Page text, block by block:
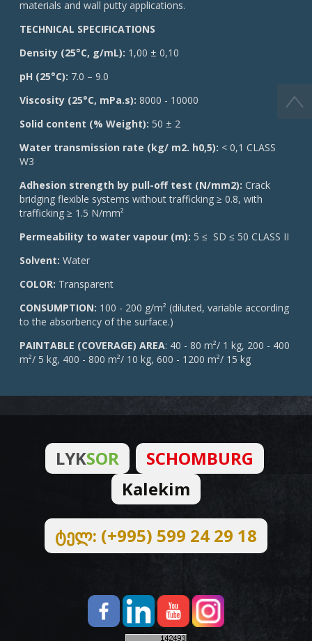
materials and wall putty applications.
TECHNICAL SPECIFICATIONS
Density (25°C, g/mL): 1,00 ± 0,10
pH (25°C): 7.0 – 9.0
Viscosity (25°C, mPa.s): 8000 - 10000
Solid content (% Weight): 50 ± 2
Water transmission rate (kg/ m2. h0,5): < 0,1 CLASS
W3
Adhesion strength by pull-off test (N/mm2): Crack
bridging flexible systems without trafficking ≥ 0.8, with
trafficking ≥ 1.5 N/mm²
Permeability to water vapour (m): 5 ≤ SD ≤ 50 CLASS II
Solvent: Water
COLOR: Transparent
CONSUMPTION: 100 - 200 g/m² (diluted, variable according
to the absorbency of the surface.)
PAINTABLE (COVERAGE) AREA: 40 - 80 m²/ 1 kg, 200 - 400
m²/ 5 kg, 400 - 800 m²/ 10 kg, 600 - 1200 m²/ 15 kg
LYKSOR
SCHOMBURG
Kalekim
ტელ: (+995) 599 24 29 18